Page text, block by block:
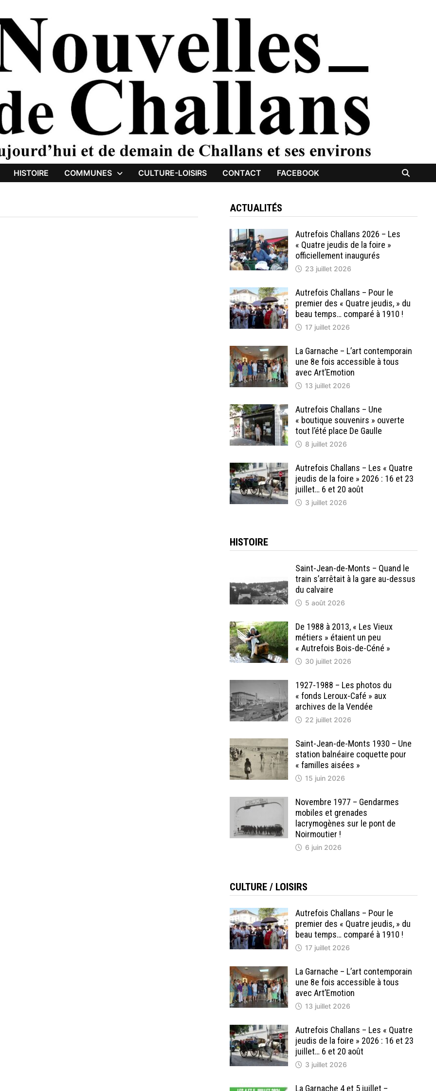
HISTOIRE COMMUNES CULTURE-LOISIRS CONTACT FACEBOOK
ACTUALITÉS
Autrefois Challans 2026 – Les
« Quatre jeudis de la foire »
officiellement inaugurés
23 juillet 2026
Autrefois Challans – Pour le
premier des « Quatre jeudis, » du
beau temps… comparé à 1910 !
17 juillet 2026
La Garnache – L’art contemporain
une 8e fois accessible à tous
avec Art’Emotion
13 juillet 2026
Autrefois Challans – Une
« boutique souvenirs » ouverte
tout l’été place De Gaulle
8 juillet 2026
Autrefois Challans – Les « Quatre
jeudis de la foire » 2026 : 16 et 23
juillet… 6 et 20 août
3 juillet 2026
HISTOIRE
Saint-Jean-de-Monts – Quand le
train s’arrêtait à la gare au-dessus
du calvaire
5 août 2026
De 1988 à 2013, « Les Vieux
métiers » étaient un peu
« Autrefois Bois-de-Céné »
30 juillet 2026
1927-1988 – Les photos du
« fonds Leroux-Café » aux
archives de la Vendée
22 juillet 2026
Saint-Jean-de-Monts 1930 – Une
station balnéaire coquette pour
« familles aisées »
15 juin 2026
Novembre 1977 – Gendarmes
mobiles et grenades
lacrymogènes sur le pont de
Noirmoutier !
6 juin 2026
CULTURE / LOISIRS
Autrefois Challans – Pour le
premier des « Quatre jeudis, » du
beau temps… comparé à 1910 !
17 juillet 2026
La Garnache – L’art contemporain
une 8e fois accessible à tous
avec Art’Emotion
13 juillet 2026
Autrefois Challans – Les « Quatre
jeudis de la foire » 2026 : 16 et 23
juillet… 6 et 20 août
3 juillet 2026
La Garnache 4 et 5 juillet –